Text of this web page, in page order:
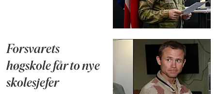
Forsvarets
høgskole får to nye
skolesjefer